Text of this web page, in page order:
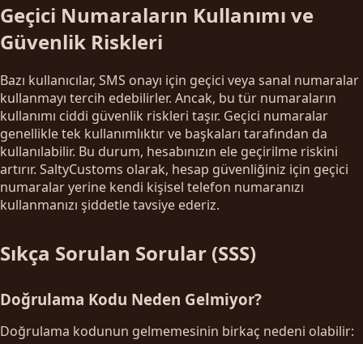
Geçici Numaraların Kullanımı ve
Güvenlik Riskleri
Bazı kullanıcılar, SMS onayı için geçici veya sanal numaralar
kullanmayı tercih edebilirler. Ancak, bu tür numaraların
kullanımı ciddi güvenlik riskleri taşır. Geçici numaralar
genellikle tek kullanımlıktır ve başkaları tarafından da
kullanılabilir. Bu durum, hesabınızın ele geçirilme riskini
artırır. SaltyCustoms olarak, hesap güvenliğiniz için geçici
numaralar yerine kendi kişisel telefon numaranızı
kullanmanızı şiddetle tavsiye ederiz.
Sıkça Sorulan Sorular (SSS)
Doğrulama Kodu Neden Gelmiyor?
Doğrulama kodunun gelmemesinin birkaç nedeni olabilir: